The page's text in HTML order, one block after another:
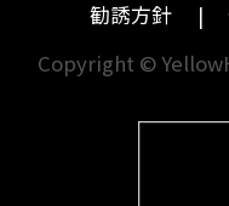
勧誘方針
Copyright ©